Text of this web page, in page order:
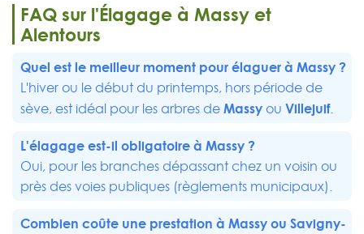
FAQ sur l'Élagage à Massy et
Alentours
Quel est le meilleur moment pour élaguer à Massy ?
L'hiver ou le début du printemps, hors période de
sève, est idéal pour les arbres deMassyou Villejuif.
L'élagage est-il obligatoire à Massy ?
Oui, pour les branches dépassant chez un voisin ou
près des voies publiques (règlements municipaux).
Combien coûte une prestation à Massy ou Savigny-